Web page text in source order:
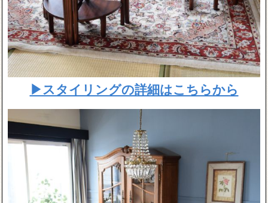
▶スタイリングの詳細はこちらから